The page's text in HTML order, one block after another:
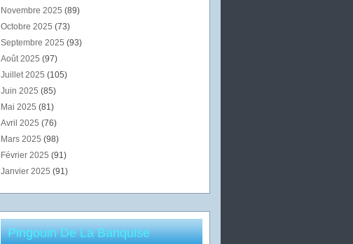
Novembre 2025 (89)
Octobre 2025 (73)
Septembre 2025 (93)
Août 2025 (97)
Juillet 2025 (105)
Juin 2025 (85)
Mai 2025 (81)
Avril 2025 (76)
Mars 2025 (98)
Février 2025 (91)
Janvier 2025 (91)
Pingouin De La Banquise